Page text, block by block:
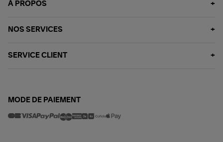
À PROPOS
NOS SERVICES
SERVICE CLIENT
MODE DE PAIEMENT